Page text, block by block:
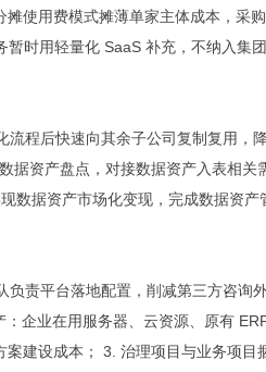
使用费模式摊薄单家主体成本，采
时用轻量化 SaaS 补充，不纳入集
流程后快速向其余子公司复制复用，
据资产盘点，对接数据资产入表相关
数据资产市场化变现，完成数据资产
负责平台落地配置，削减第三方咨询
企业在用服务器、云资源、原有
建设成本； 3. 治理项目与业务项目